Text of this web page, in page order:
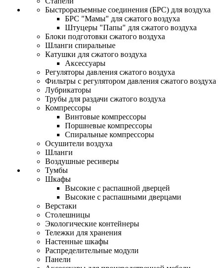
Быстроразъемные соединения (БРС) для воздуха
БРС "Мамы" для сжатого воздуха
Штуцеры "Папы" для сжатого воздуха
Блоки подготовки сжатого воздуха
Шланги спиральные
Катушки для сжатого воздуха
Аксессуары
Регуляторы давления сжатого воздуха
Фильтры с регулятором давления сжатого воздуха
Лубрикаторы
Трубы для раздачи сжатого воздуха
Компрессоры
Винтовые компрессоры
Поршневые компрессоры
Спиральные компрессоры
Осушители воздуха
Шланги
Воздушные ресиверы
Тумбы
Шкафы
Высокие с распашной дверцей
Высокие с распашными дверцами
Верстаки
Столешницы
Экологические контейнеры
Тележки для хранения
Настенные шкафы
Распределительные модули
Панели